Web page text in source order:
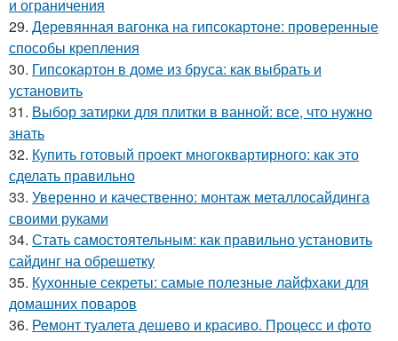
и ограничения
29. Деревянная вагонка на гипсокартоне: проверенные
способы крепления
30. Гипсокартон в доме из бруса: как выбрать и
установить
31. Выбор затирки для плитки в ванной: все, что нужно
знать
32. Купить готовый проект многоквартирного: как это
сделать правильно
33. Уверенно и качественно: монтаж металлосайдинга
своими руками
34. Стать самостоятельным: как правильно установить
сайдинг на обрешетку
35. Кухонные секреты: самые полезные лайфхаки для
домашних поваров
36. Ремонт туалета дешево и красиво. Процесс и фото